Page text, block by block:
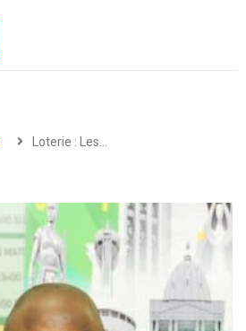
Loterie : Les…